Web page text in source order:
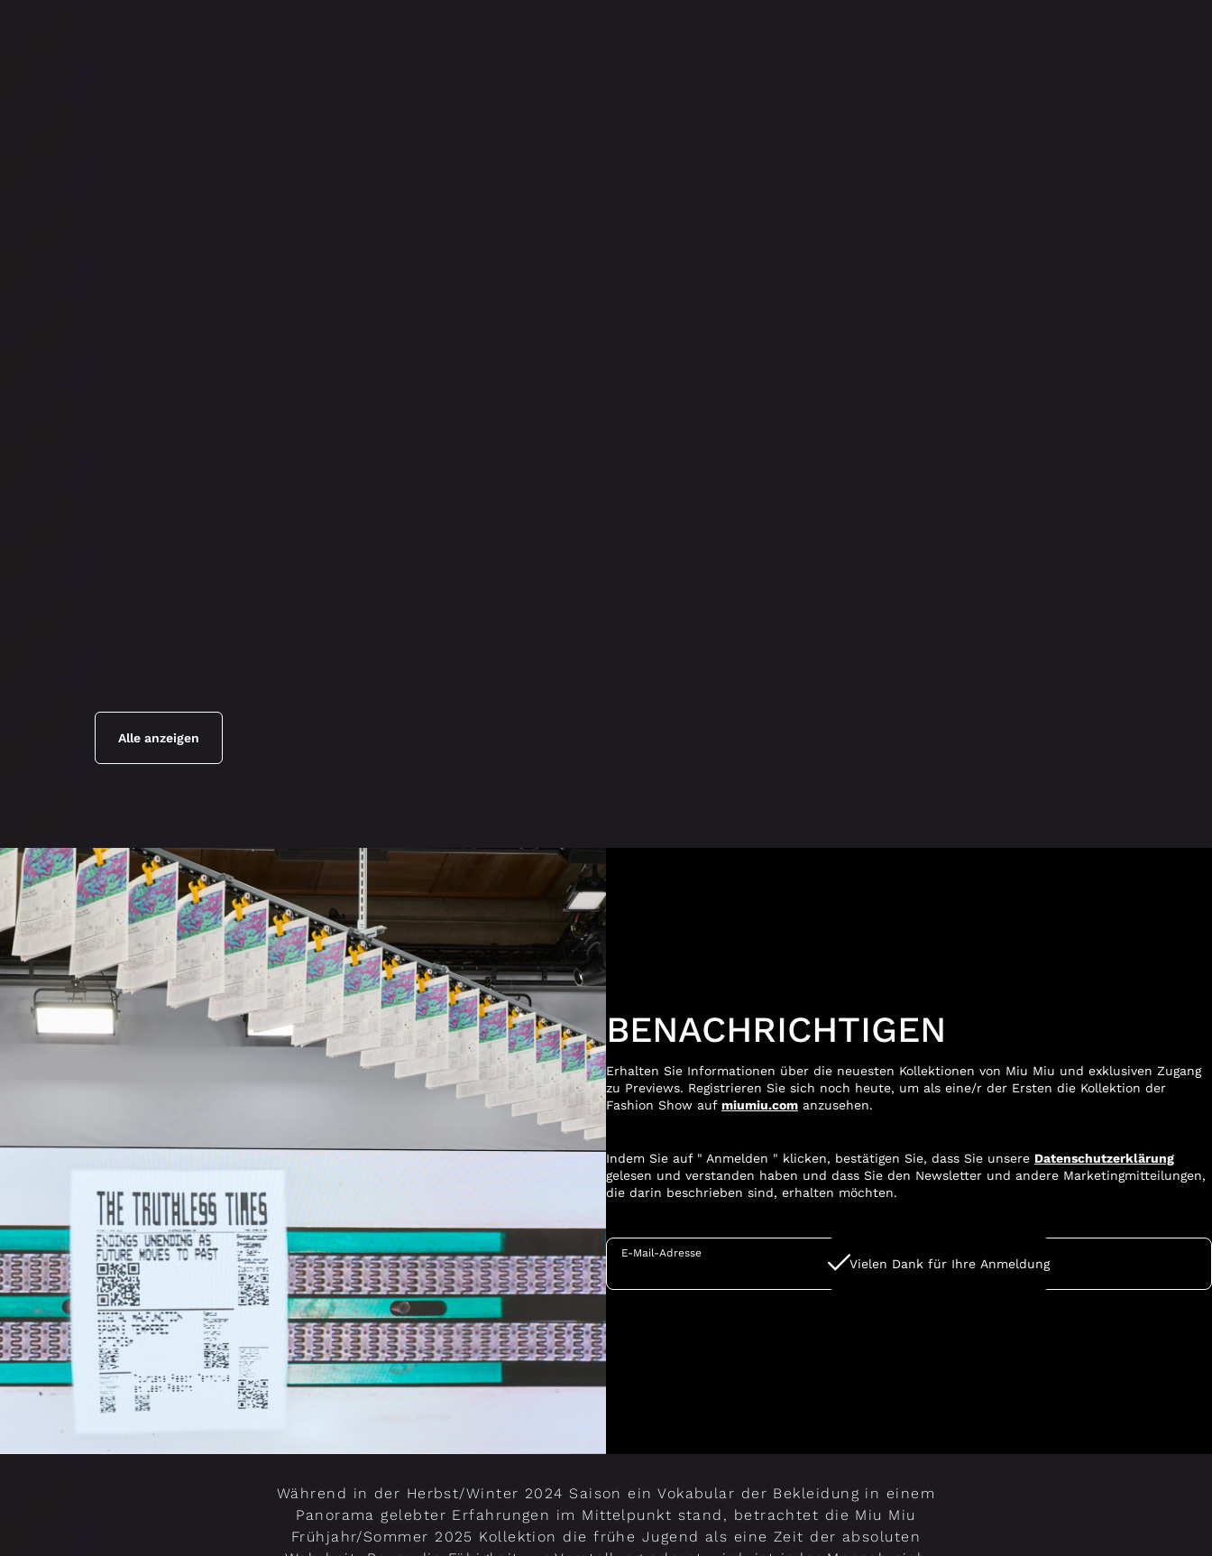
Alle anzeigen
BENACHRICHTIGEN
Erhalten Sie Informationen über die neuesten Kollektionen von Miu Miu und exklusiven Zugang
zu Previews. Registrieren Sie sich noch heute, um als eine/r der Ersten die Kollektion der
Fashion Show auf miumiu.comanzusehen.
Indem Sie auf " Anmelden " klicken, bestätigen Sie, dass Sie unsere Datenschutzerklärung
gelesen und verstanden haben und dass Sie den Newsletter und andere Marketingmitteilungen,
die darin beschrieben sind, erhalten möchten.
E-Mail-Adresse
Vielen Dank für Ihre Anmeldung
Während in der Herbst/Winter 2024 Saison ein Vokabular der Bekleidung in einem
Panorama gelebter Erfahrungen im Mittelpunkt stand, betrachtet die Miu Miu
Frühjahr/Sommer 2025 Kollektion die frühe Jugend als eine Zeit der absoluten